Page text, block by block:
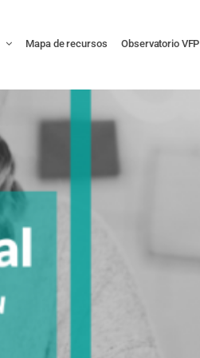
Mapa de recursos Observatorio VFP